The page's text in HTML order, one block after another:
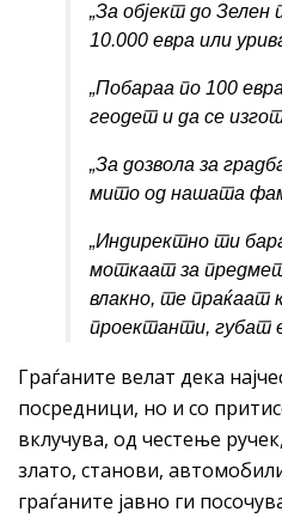
„За објект до Зелен
10.000 евра или
„Побараа по 100
геодет и да се
„За дозвола за
мито од нашата
„Индиректно ти
моткаат за
влакно, те праќаат
проектанти, губат
Граѓаните велат дека
посредници, но и со
вклучува, од честење
злато, станови,
граѓаните јавно ги